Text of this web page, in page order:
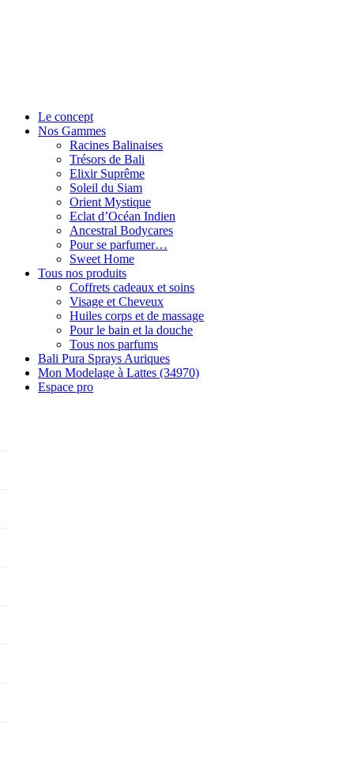
Le concept
Nos Gammes
Racines Balinaises
Trésors de Bali
Elixir Suprême
Soleil du Siam
Orient Mystique
Eclat d’Océan Indien
Ancestral Bodycares
Pour se parfumer…
Sweet Home
Tous nos produits
Coffrets cadeaux et soins
Visage et Cheveux
Huiles corps et de massage
Pour le bain et la douche
Tous nos parfums
Bali Pura Sprays Auriques
Mon Modelage à Lattes (34970)
Espace pro